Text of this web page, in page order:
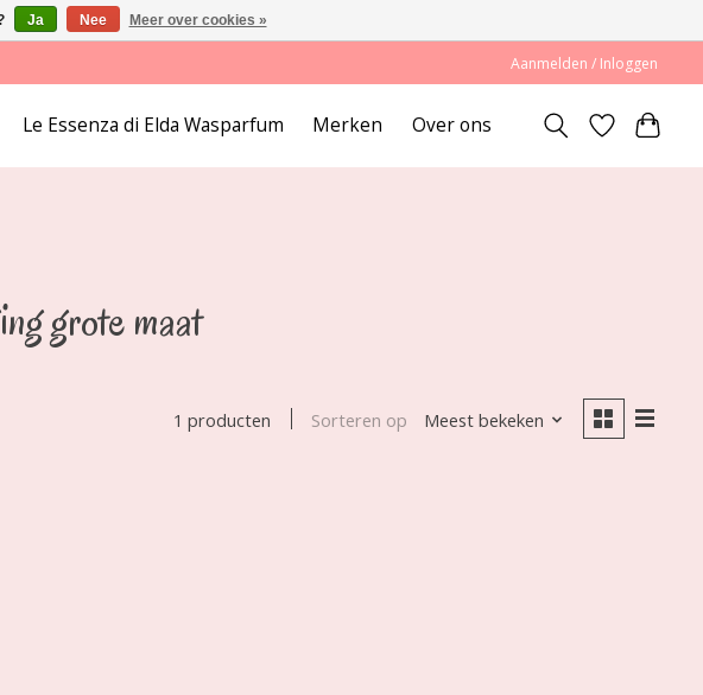
Aanmelden / Inloggen
Le Essenza di Elda Wasparfum Merken Over ons
grote maat
1 producten Sorteren op Meest bekeken
Ja Nee Meer over cookies »